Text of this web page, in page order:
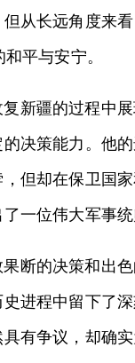
从长远角度来
平与安宁。
新疆的过程中
决策能力。他
但却在保卫国
一位伟大军事统
断的决策和出
进程中留下了
有争议，却确